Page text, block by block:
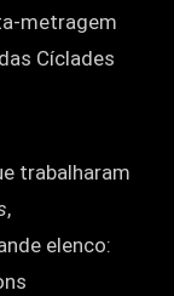
metragem
Cíclades
trabalharam
,
elenco: